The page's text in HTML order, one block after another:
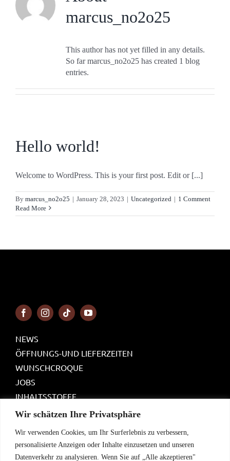
Wir schätzen Ihre Privatsphäre
Wir verwenden Cookies, um Ihr Surferlebnis zu verbessern,
personalisierte Anzeigen oder Inhalte einzusetzen und unseren
Datenverkehr zu analysieren. Wenn Sie auf „Alle akzeptieren"
WUNSCHCROQUE
PARTNER WERDEN
RECHTLICHES
marcus_no2o25
This author has not yet filled in any details.
So far marcus_no2o25 has created 1 blog
entries.
Hello world!
Welcome to WordPress. This is your first post. Edit or [...]
By marcus_no2o25 | January 28, 2023 | Uncategorized | 1 Comment
Read More
NEWS
ÖFFNUNGS-UND LIEFERZEITEN
WUNSCHCROQUE
JOBS
INHALTSSTOFFE
PARTNER WERDEN
ONLINE BESTELLEN